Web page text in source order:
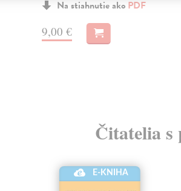
Na stiahnutie ako PDF
9,00 €
Čitatelia
E-KNIHA